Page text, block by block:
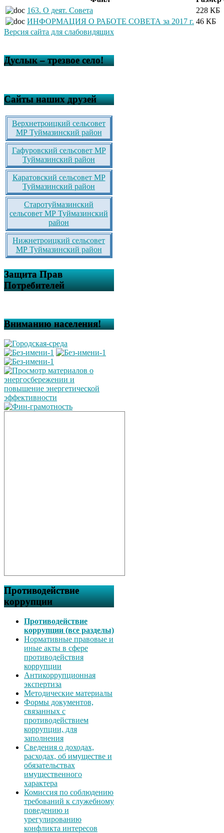
163. О деят. Совета
228 КБ
ИНФОРМАЦИЯ О РАБОТЕ СОВЕТА за 2017 г. 46 КБ
Версия сайта для слабовидящих
Дуслык – трезвое село!
Сайты наших друзей
Верхнетроицкий сельсовет
МР Туймазинский район
Гафуровский сельсовет МР
Туймазинский район
Каратовский сельсовет МР
Туймазинский район
Старотуймазинский
сельсовет МР Туймазинский
район
Нижнетроицкий сельсовет
МР Туймазинский район
Защита Прав
Потребителей
Вниманию населения!
Противодействие
коррупции
Противодействие
коррупции (все разделы)
Нормативные правовые и
иные акты в сфере
противодействия
коррупции
Антикоррупционная
экспертиза
Методические материалы
Формы документов,
связанных с
противодействием
коррупции, для
заполнения
Сведения о доходах,
расходах, об имуществе и
обязательствах
имущественного
характера
Комиссия по соблюдению
требований к служебному
поведению и
урегулированию
конфликта интересов